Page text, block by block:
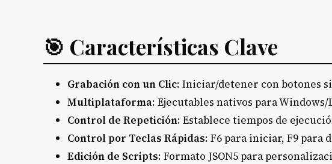
🎯 Características Clave
Grabación con un Clic: Iniciar/detener con botones
Multiplataforma: Ejecutables nativos para Windows/
Control de Repetición: Establece tiempos de
Control por Teclas Rápidas: F6 para iniciar, F9 para
Edición de Scripts: Formato JSON5 para